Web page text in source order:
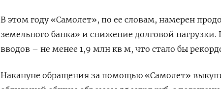
В этом году «Самолет», по ее словам, намерен
земельного банка» и снижение долговой
вводов – не менее 1,9 млн кв м, что стало бы
Накануне обращения за помощью «Самолет»